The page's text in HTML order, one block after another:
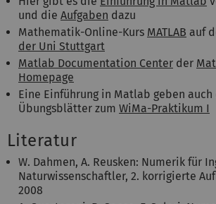
und die Aufgaben dazu
Mathematik-Online-Kurs MATLAB auf
der Uni Stuttgart
Matlab Documentation Center der
Homepage
Eine Einführung in Matlab geben auch
Übungsblätter zum WiMa-Praktikum I
Literatur
W. Dahmen, A. Reusken: Numerik für
Naturwissenschaftler, 2. korrigierte
2008